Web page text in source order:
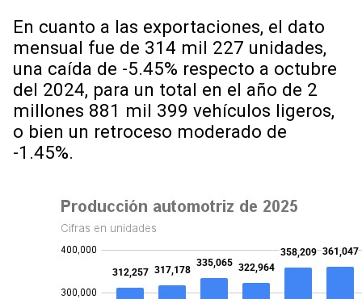
En cuanto a las exportaciones, el dato
mensual fue de 314 mil 227 unidades,
una caída de -5.45% respecto a octubre
del 2024, para un total en el año de 2
millones 881 mil 399 vehículos ligeros,
o bien un retroceso moderado de
-1.45%.